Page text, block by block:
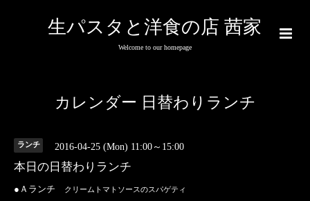
生パスタと洋食の店 茜家
Welcome to our homepage
カレンダー 日替わりランチ
ランチ 2016-04-25 (Mon) 11:00～15:00
本日の日替わりランチ
●Ａランチ クリームトマトソースのスパゲティ